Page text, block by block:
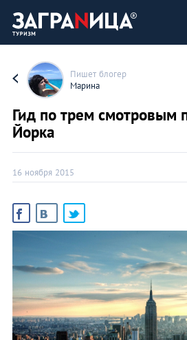
Пишет блогер
Марина
Гид по трем
Йорка
16 ноября 2015